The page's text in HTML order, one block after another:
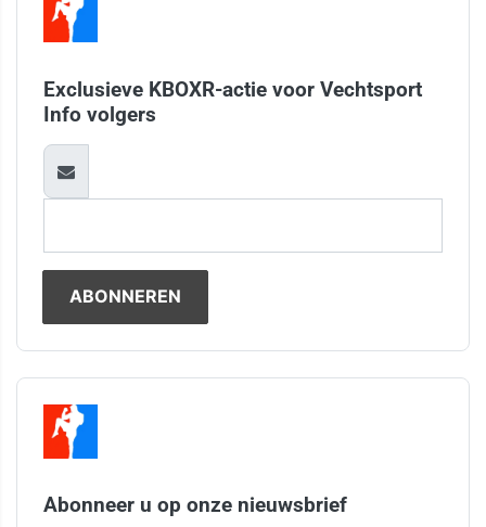
Exclusieve KBOXR-actie voor Vechtsport
Info volgers
Abonneer u op onze nieuwsbrief